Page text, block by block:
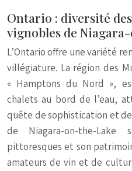
Ontario : diversité
vignobles de
L’Ontario offre une variété
villégiature. La région des
« Hamptons du Nord »,
chalets au bord de l’eau,
quête de sophistication et
de Niagara-on-the-
pittoresques et son
amateurs de vin et de